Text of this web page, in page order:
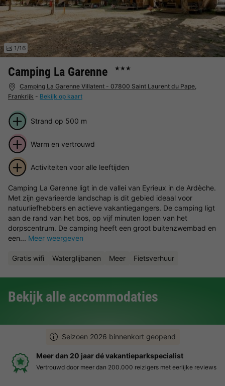
Camping La Garenne ★★★
Camping La Garenne Villatent - 07800 Saint Laurent du Pape,
Frankrijk - Bekijk op kaart
1/16
Strand op 500 m
Warm en vertrouwd
Activiteiten voor alle leeftijden
Camping La Garenne ligt in de vallei van Eyrieux in de Ardèche.
Met zijn gevarieerde landschap is dit gebied ideaal voor
natuurliefhebbers en actieve vakantiegangers. De camping ligt
aan de rand van het bos, op vijf minuten lopen van het
dorpscentrum. De camping heeft een groot buitenzwembad en
een... Meer weergeven
Gratis wifi Waterglijbanen Meer Fietsverhuur
Bekijk alle accommodaties
Seizoen 2026 binnenkort geopend
Meer dan 20 jaar dé vakantieparkspecialist
Vertrouwd door meer dan 200.000 reizigers met eerlijke reviews